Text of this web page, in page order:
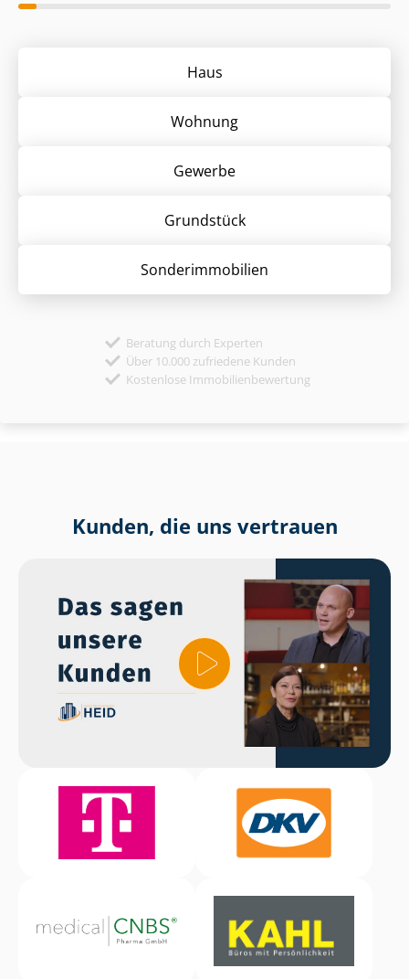
Haus
Wohnung
Gewerbe
Grund­stück
Sonder­immobilien
Beratung durch Experten
Über 10.000 zufriedene Kunden
Kostenlose Immobilienbewertung
Kunden, die uns vertrauen